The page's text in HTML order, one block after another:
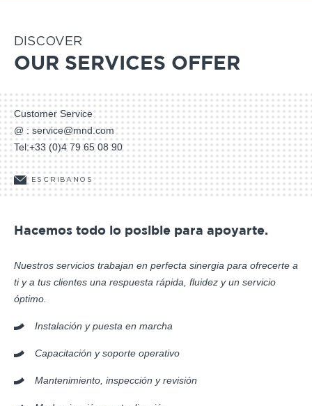
DISCOVER
OUR SERVICES OFFER
Customer Service
@ : service@mnd.com
Tel:+33 (0)4 79 65 08 90
ESCRIBANOS
Hacemos todo lo posible para apoyarte.
Nuestros servicios trabajan en perfecta sinergia para ofrecerte a
ti y a tus clientes una respuesta rápida, fluidez y un servicio
óptimo.
Instalación y puesta en marcha
Capacitación y soporte operativo
Mantenimiento, inspección y revisión